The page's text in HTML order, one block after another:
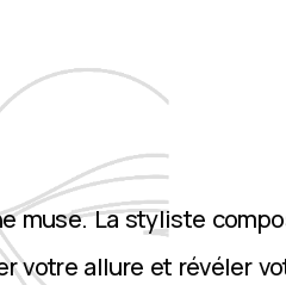
muse. La styliste
votre allure et révéler